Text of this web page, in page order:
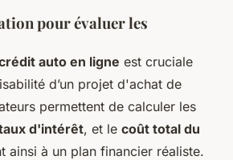
pour évaluer les
auto en ligne est cruciale
d’un projet d'achat de
permettent de calculer les
d'intérêt, et le coût total du
ainsi à un plan financier réaliste.